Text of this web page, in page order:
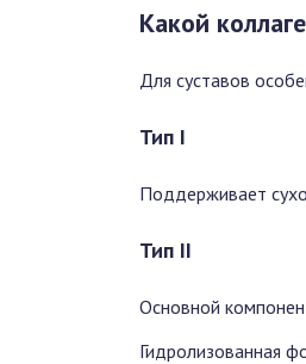
Какой
Для суставов
Тип I
Поддерживает
Тип II
Основной
Гидролизованная